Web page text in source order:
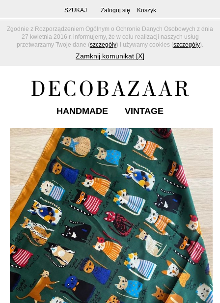
Zgodnie z Rozporządzeniem Ogólnym o Ochronie Danych Osobowych z dnia
27 kwietnia 2016 r. informujemy, że w celu realizacji naszych usług
przetwarzamy Twoje dane (szczegóły) i używamy cookies (szczegóły).
Zamknij komunikat [X]
SZUKAJ Zaloguj się Koszyk
HANDMADE VINTAGE